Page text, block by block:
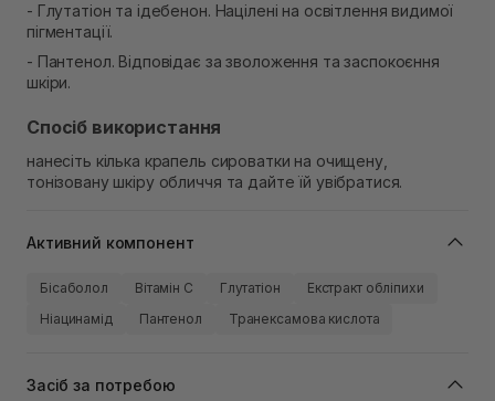
- Глутатіон та ідебенон. Націлені на освітлення видимої
пігментації.
- Пантенол. Відповідає за зволоження та заспокоєння
шкіри.
Спосіб використання
нанесіть кілька крапель сироватки на очищену,
тонізовану шкіру обличчя та дайте їй увібратися.
Активний компонент
Бісаболол Вітамін C Глутатіон
Екстракт обліпихи
Ніацинамід
Пантенол Транексамова кислота
Засіб за потребою